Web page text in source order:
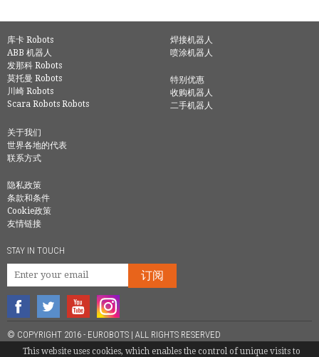
库卡 Robots
ABB 机器人
发那科 Robots
莫托曼 Robots
川崎 Robots
Scara Robots Robots
焊接机器人
喷涂机器人
特别优惠
收购机器人
二手机器人
关于我们
世界各地的代表
联系方式
隐私政策
条款和条件
Cookie政策
友情链接
STAY IN TOUCH
订阅
© COPYRIGHT 2016 - EUROBOTS | ALL RIGHTS RESERVED
TEL.086-158-6136-5236|QIAN@EUROBOTS.NET
This website uses cookies, which enables the control of unique visits to